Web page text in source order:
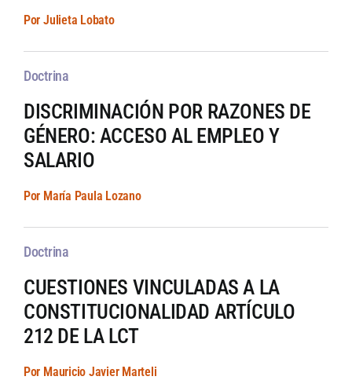
Por Julieta Lobato
Doctrina
DISCRIMINACIÓN POR RAZONES DE
GÉNERO: ACCESO AL EMPLEO Y
SALARIO
Por María Paula Lozano
Doctrina
CUESTIONES VINCULADAS A LA
CONSTITUCIONALIDAD ARTÍCULO
212 DE LA LCT
Por Mauricio Javier Marteli